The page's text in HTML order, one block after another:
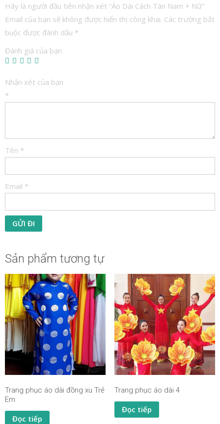
Hãy là người đầu tiên nhận xét “Áo Dài Cách Tân Nam + Nữ”
Email của bạn sẽ không được hiển thị công khai. Các trường bắt
buộc được đánh dấu *
Đánh giá của bạn
Nhận xét của bạn
*
Tên *
Email *
Sản phẩm tương tự
Trang phục áo dài đồng xu Trẻ
Em
Đọc tiếp
Trang phục áo dài 4
Đọc tiếp